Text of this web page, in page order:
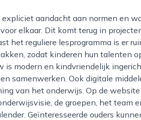
elkaar. Dit komt terug in
het reguliere lesprogramma is er
zodat kinderen hun talenten
is modern en kindvriendelijk
samenwerken. Ook digitale
van het onderwijs. Op de
de groepen, het team
Geïnteresseerde ouders